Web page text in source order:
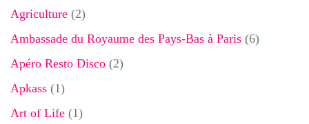
Agriculture (2)
Ambassade du Royaume des Pays-Bas à Paris (6)
Apéro Resto Disco (2)
Apkass (1)
Art of Life (1)